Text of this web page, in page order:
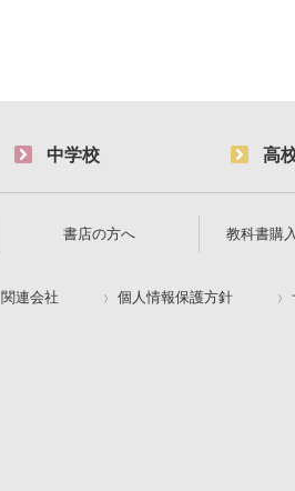
中学校 高
書店の方へ 教科書購
関連会社 個人情報保護方針